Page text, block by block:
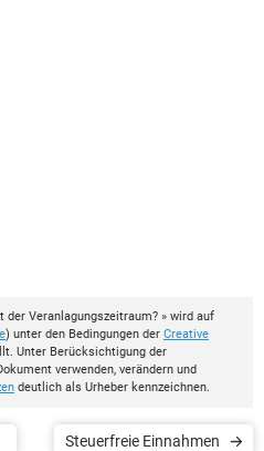
Veranlagungszeitraum? » wird auf
) unter den Bedingungen der Creative
Unter Berücksichtigung der
verwenden, verändern und
deutlich als Urheber kennzeichnen.
Steuerfreie Einnahmen